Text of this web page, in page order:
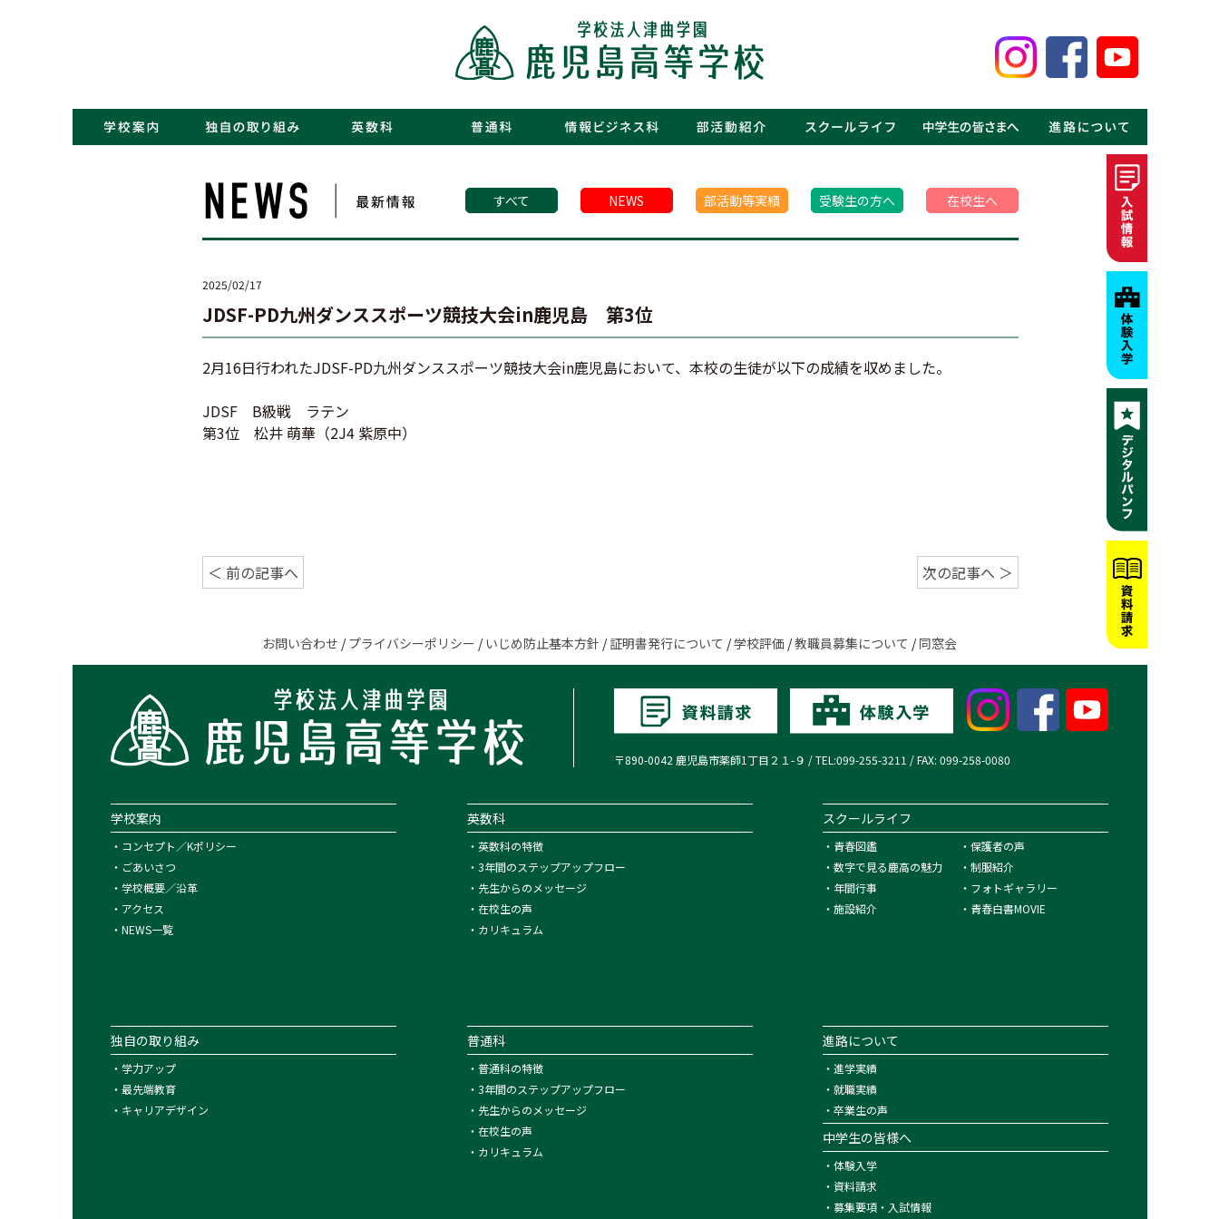
すべて NEWS 部活動等実績 受験生の方へ 在校生へ
2025/02/17
JDSF-PD九州ダンススポーツ競技大会in鹿児島 第3位
2月16日行われたJDSF-PD九州ダンススポーツ競技大会in鹿児島において、本校の生徒が以下の成績を収めました。
JDSF B級戦 ラテン
第3位 松井 萌華（2J4 紫原中）
＜ 前の記事へ 次の記事へ ＞
お問い合わせ /プライバシーポリシー /いじめ防止基本方針 /証明書発行について /学校評価 /教職員募集について /同窓会
〒890-0042 鹿児島市薬師1丁目２１-９ / TEL:099-255-3211 / FAX: 099-258-0080
学校案内
・ コンセプト／Kポリシー
・ ごあいさつ
・ 学校概要／沿革
・ アクセス
・ NEWS一覧
独自の取り組み
・ 学力アップ
・ 最先端教育
・ キャリアデザイン
英数科
・ 英数科の特徴
・ 3年間のステップアップフロー
・ 先生からのメッセージ
・ 在校生の声
・ カリキュラム
普通科
・ 普通科の特徴
・ 3年間のステップアップフロー
・ 先生からのメッセージ
・ 在校生の声
・ カリキュラム
スクールライフ
・ 青春図鑑 ・保護者の声
・ 数字で見る鹿高の魅力 ・制服紹介
・ 年間行事 ・ フォトギャラリー
・ 施設紹介 ・ 青春白書MOVIE
進路について
・ 進学実績
・ 就職実績
・ 卒業生の声
中学生の皆様へ
・ 体験入学
・ 資料請求
・ 募集要項・入試情報